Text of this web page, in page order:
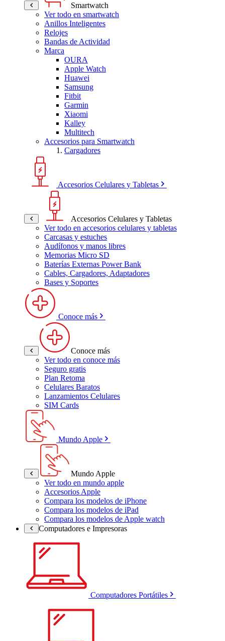
Smartwatch
Ver todo en smartwatch
Anillos Inteligentes
Relojes
Bandas de Actividad
Marca
OURA
Apple Watch
Huawei
Samsung
Fitbit
Garmin
Xiaomi
Kalley
Multitech
Accesorios para Smartwatch
Cargadores
Accesorios Celulares y Tabletas
Accesorios Celulares y Tabletas
Ver todo en accesorios celulares y tabletas
Carcasas y estuches
Audífonos y manos libres
Memorias Micro SD
Baterías Externas Power Bank
Cables, Cargadores, Adaptadores
Bases y Soportes
Conoce más
Conoce más
Ver todo en conoce más
Seguro gratis
Plan Retoma
Celulares Baratos
Lanzamientos Celulares
SIM Cards
Mundo Apple
Mundo Apple
Ver todo en mundo apple
Accesorios Apple
Compara los modelos de iPhone
Compara los modelos de iPad
Compara los modelos de Apple watch
Computadores e Impresoras
Computadores Portátiles